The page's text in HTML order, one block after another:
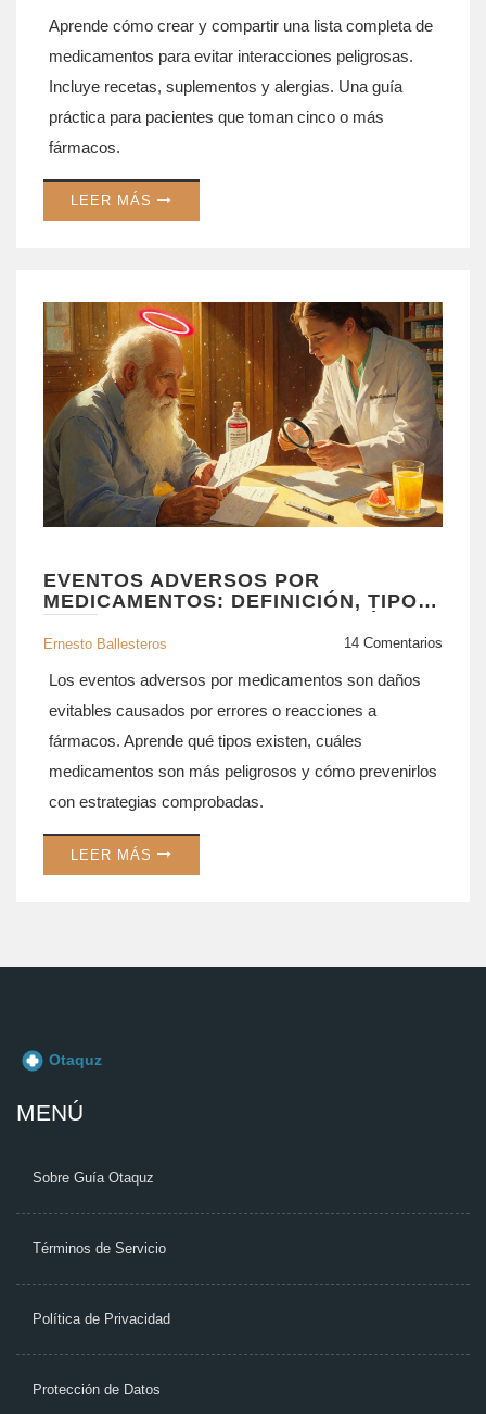
Aprende cómo crear y compartir una lista completa de
medicamentos para evitar interacciones peligrosas.
Incluye recetas, suplementos y alergias. Una guía
práctica para pacientes que toman cinco o más
fármacos.
LEER MÁS
EVENTOS ADVERSOS POR
MEDICAMENTOS: DEFINICIÓN, TIPOS
Y ESTRATEGIAS DE PREVENCIÓN
Ernesto Ballesteros 14 Comentarios
Los eventos adversos por medicamentos son daños
evitables causados por errores o reacciones a
fármacos. Aprende qué tipos existen, cuáles
medicamentos son más peligrosos y cómo prevenirlos
con estrategias comprobadas.
LEER MÁS
MENÚ
Sobre Guía Otaquz
Términos de Servicio
Política de Privacidad
Protección de Datos